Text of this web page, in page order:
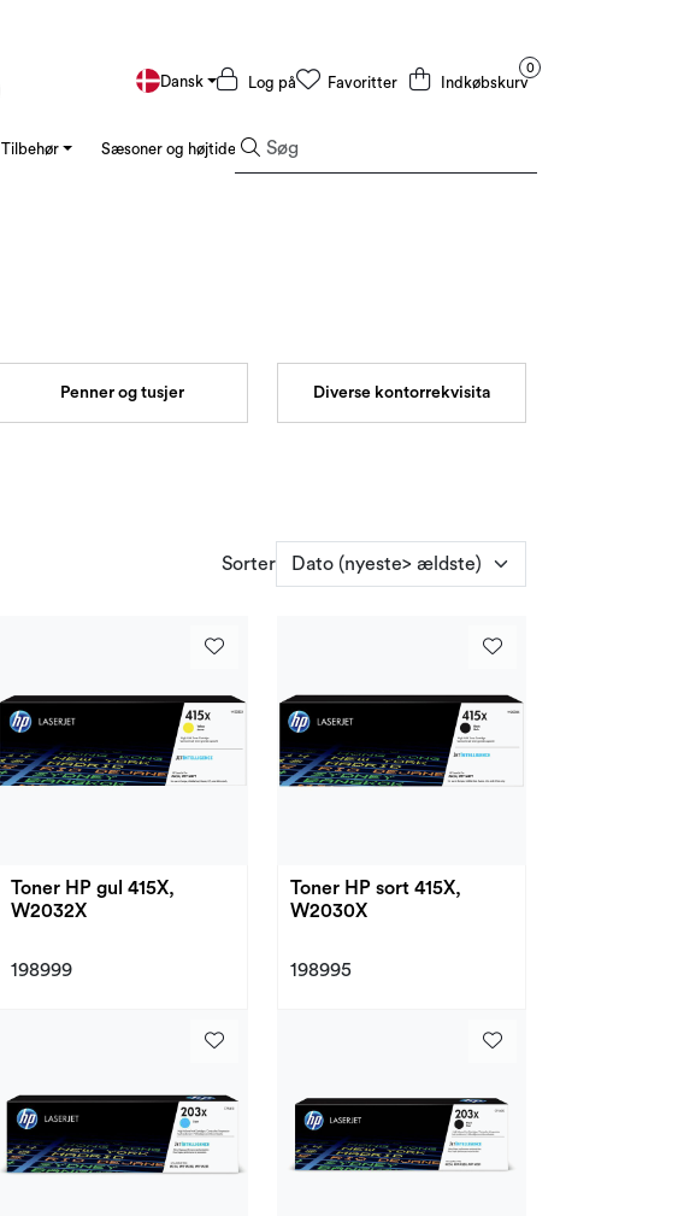
Dansk Log på Favoritter
0
Indkøbskurv
Tilbehør Sæsoner og højtider Tilbud og outlet
Penner og tusjer Diverse kontorrekvisita
Sorter
Toner HP gul 415X,
W2032X
198999
Toner HP sort 415X,
W2030X
198995